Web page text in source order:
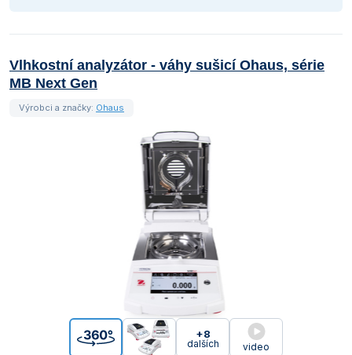
Vlhkostní analyzátor - váhy sušicí Ohaus, série
MB Next Gen
+8
dalších video
Výrobci a značky: Ohaus